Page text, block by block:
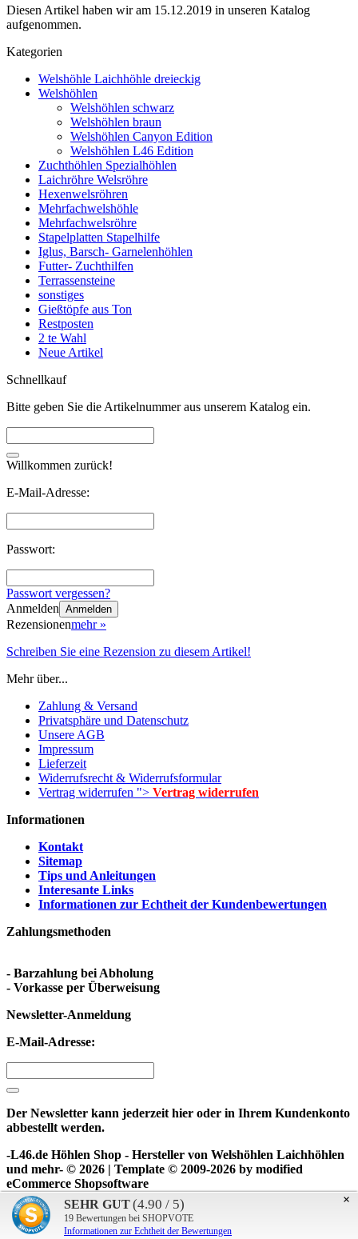
Diesen Artikel haben wir am 15.12.2019 in unseren Katalog
aufgenommen.
Kategorien
Welshöhle Laichhöhle dreieckig
Welshöhlen
Welshöhlen schwarz
Welshöhlen braun
Welshöhlen Canyon Edition
Welshöhlen L46 Edition
Zuchthöhlen Spezialhöhlen
Laichröhre Welsröhre
Hexenwelsröhren
Mehrfachwelshöhle
Mehrfachwelsröhre
Stapelplatten Stapelhilfe
Iglus, Barsch- Garnelenhöhlen
Futter- Zuchthilfen
Terrassensteine
sonstiges
Gießtöpfe aus Ton
Restposten
2 te Wahl
Neue Artikel
Schnellkauf
Bitte geben Sie die Artikelnummer aus unserem Katalog ein.
Willkommen zurück!
E-Mail-Adresse:
Passwort:
Passwort vergessen?
Anmelden Anmelden
Rezensionenmehr »
Schreiben Sie eine Rezension zu diesem Artikel!
Mehr über...
Zahlung & Versand
Privatsphäre und Datenschutz
Unsere AGB
Impressum
Lieferzeit
Widerrufsrecht & Widerrufsformular
Vertrag widerrufen "> Vertrag widerrufen
Informationen
Kontakt
Sitemap
Tips und Anleitungen
Interesante Links
Informationen zur Echtheit der Kundenbewertungen
Zahlungsmethoden
- Barzahlung bei Abholung
- Vorkasse per Überweisung
Newsletter-Anmeldung
E-Mail-Adresse:
Der Newsletter kann jederzeit hier oder in Ihrem Kundenkonto
abbestellt werden.
-L46.de Höhlen Shop - Hersteller von Welshöhlen Laichhöhlen
und mehr- © 2026 | Template © 2009-2026 by modified
eCommerce Shopsoftware
×
SEHR GUT(4.90 / 5)
19 Bewertungen bei SHOPVOTE
Informationen zur Echtheit der Bewertungen
Aufgrund des Kleinunternehmerstatus gem. § 19 UStG erheben
wir keine Umsatzsteuer und weisen diese daher auch nicht aus.
modified eCommerce Shopsoftware © 2009-2026